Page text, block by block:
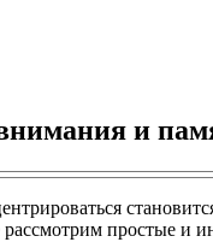
и
простые